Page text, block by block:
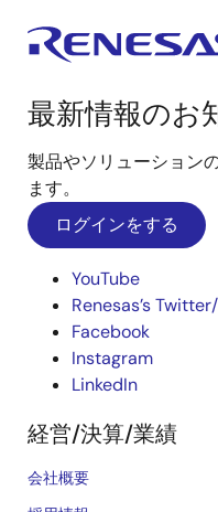
最新情報のお
製品やソリューション
ます。
ログインをする
YouTube
Renesas’s
Facebook
Instagram
LinkedIn
経営/決算/業績
会社概要